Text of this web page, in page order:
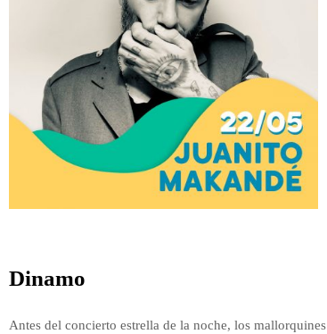
Dinamo
Antes del concierto estrella de la noche, los mallorquines